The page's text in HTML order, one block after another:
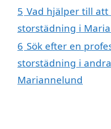
5 Vad hjälper till
storstädning i
6 Sök efter en
storstädning i
Mariannelund